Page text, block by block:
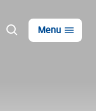
Menu